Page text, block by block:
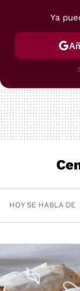
POSTRES
HOY SE HABLA DE
Ya